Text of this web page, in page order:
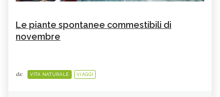
Le piante spontanee commestibili di
novembre
da: VITA NATURALE VIAGGI